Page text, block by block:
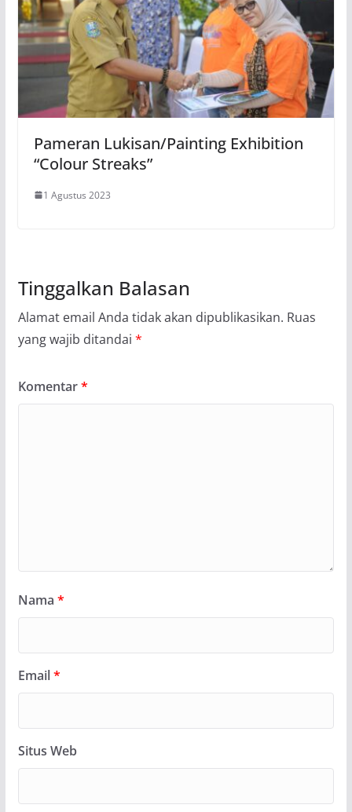
Pameran Lukisan/Painting Exhibition
“Colour Streaks”
1 Agustus 2023
Tinggalkan Balasan
Alamat email Anda tidak akan dipublikasikan. Ruas
yang wajib ditandai *
Komentar*
Nama *
Email*
Situs Web